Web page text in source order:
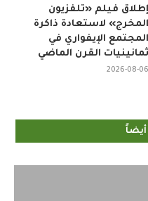
إطلاق فيلم «تلفزيون
المخرج» لاستعادة ذاكرة
المجتمع الإيفواري في
ثمانينيات القرن الماضي
2026-08-06